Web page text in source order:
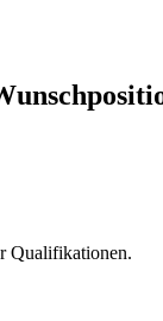
Qualifikationen.